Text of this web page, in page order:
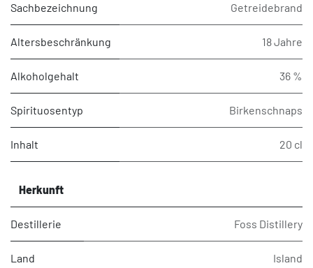
Sachbezeichnung Getreidebrand
Altersbeschränkung 18 Jahre
Alkoholgehalt 36 %
Spirituosentyp Birkenschnaps
Inhalt 20 cl
Herkunft
Destillerie Foss Distillery
Land Island